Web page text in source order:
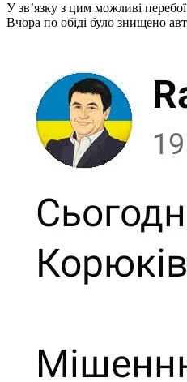
У зв’язку з цим можливі
Вчора по обіді було знищено